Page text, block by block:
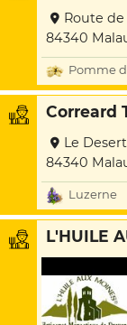
Route
84340
Pomme
Correard
Le Desert
84340
Luzerne
L'HUILE